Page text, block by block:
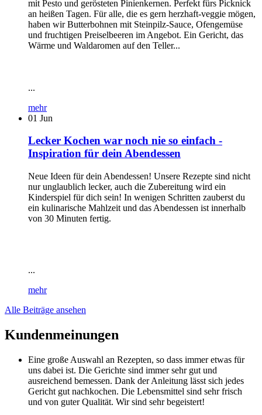
mit Pesto und gerösteten Pinienkernen. Perfekt fürs Picknick
an heißen Tagen. Für alle, die es gern herzhaft-veggie mögen,
haben wir Butterbohnen mit Steinpilz-Sauce, Ofengemüse
und fruchtigen Preiselbeeren im Angebot. Ein Gericht, das
Wärme und Waldaromen auf den Teller...
...
mehr
01 Jun
Lecker Kochen war noch nie so einfach -
Inspiration für dein Abendessen
Neue Ideen für dein Abendessen! Unsere Rezepte sind nicht
nur unglaublich lecker, auch die Zubereitung wird ein
Kinderspiel für dich sein! In wenigen Schritten zauberst du
ein kulinarische Mahlzeit und das Abendessen ist innerhalb
von 30 Minuten fertig.
...
mehr
Alle Beiträge ansehen
Kundenmeinungen
Eine große Auswahl an Rezepten, so dass immer etwas für
uns dabei ist. Die Gerichte sind immer sehr gut und
ausreichend bemessen. Dank der Anleitung lässt sich jedes
Gericht gut nachkochen. Die Lebensmittel sind sehr frisch
und von guter Qualität. Wir sind sehr begeistert!